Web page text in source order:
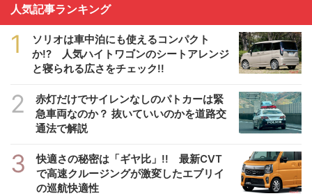
人気記事ランキング
1
ソリオは車中泊にも使えるコンパクト
か!? 人気ハイトワゴンのシートアレンジ
と寝られる広さをチェック!!
2
赤灯だけでサイレンなしのパトカーは緊
急車両なのか？ 抜いていいのかを道路交
通法で解説
3
快適さの秘密は「ギヤ比」!! 最新CVT
で高速クルージングが激変したエブリイ
の巡航快適性